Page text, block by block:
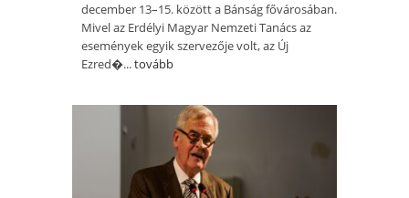
december 13–15. között a Bánság fővárosában.
Mivel az Erdélyi Magyar Nemzeti Tanács az
események egyik szervezője volt, az Új
Ezred�...tovább